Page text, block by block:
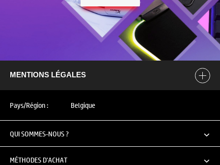
MENTIONS LÉGALES
Pays/Région : Belgique
QUI SOMMES-NOUS ?
MÉTHODES D'ACHAT